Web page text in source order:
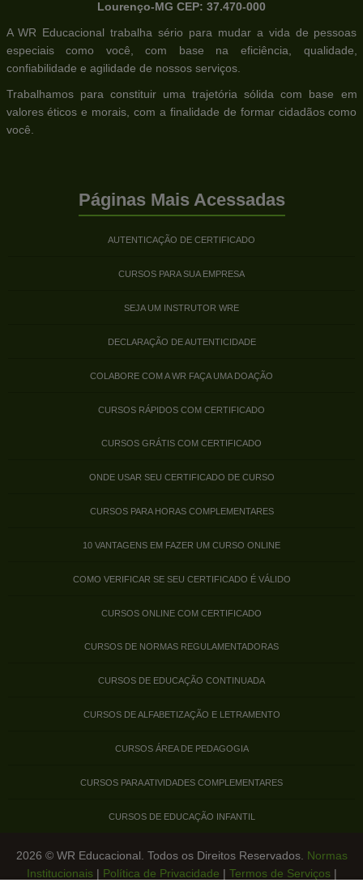
Lourenço-MG CEP: 37.470-000
A WR Educacional trabalha sério para mudar a vida de pessoas
especiais como você, com base na eficiência, qualidade,
confiabilidade e agilidade de nossos serviços.
Trabalhamos para constituir uma trajetória sólida com base em
valores éticos e morais, com a finalidade de formar cidadãos como
você.
Páginas Mais Acessadas
AUTENTICAÇÃO DE CERTIFICADO
CURSOS PARA SUA EMPRESA
SEJA UM INSTRUTOR WRE
DECLARAÇÃO DE AUTENTICIDADE
COLABORE COM A WR FAÇA UMA DOAÇÃO
CURSOS RÁPIDOS COM CERTIFICADO
CURSOS GRÁTIS COM CERTIFICADO
ONDE USAR SEU CERTIFICADO DE CURSO
CURSOS PARA HORAS COMPLEMENTARES
10 VANTAGENS EM FAZER UM CURSO ONLINE
COMO VERIFICAR SE SEU CERTIFICADO É VÁLIDO
CURSOS ONLINE COM CERTIFICADO
CURSOS DE NORMAS REGULAMENTADORAS
CURSOS DE EDUCAÇÃO CONTINUADA
CURSOS DE ALFABETIZAÇÃO E LETRAMENTO
CURSOS ÁREA DE PEDAGOGIA
CURSOS PARA ATIVIDADES COMPLEMENTARES
CURSOS DE EDUCAÇÃO INFANTIL
2026 © WR Educacional. Todos os Direitos Reservados. Normas
Institucionais| Política de Privacidade | Termos de Serviços|